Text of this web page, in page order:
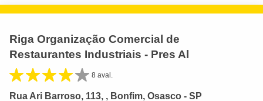
Riga Organização Comercial de
Restaurantes Industriais - Pres Al
8 aval.
Rua Ari Barroso, 113, , Bonfim, Osasco - SP